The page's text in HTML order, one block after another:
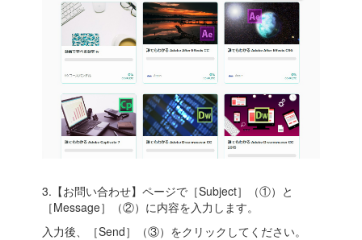
3.【お問い合わせ】ページで［Subject］（①）と
［Message］（②）に内容を入力します。
入力後、［Send］（③）をクリックしてください。